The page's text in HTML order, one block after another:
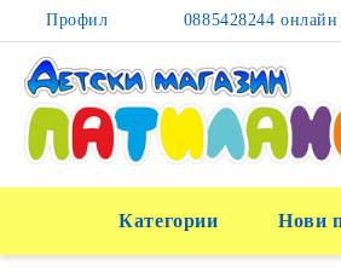
Профил 0885428244 онлайн
Категории Нови